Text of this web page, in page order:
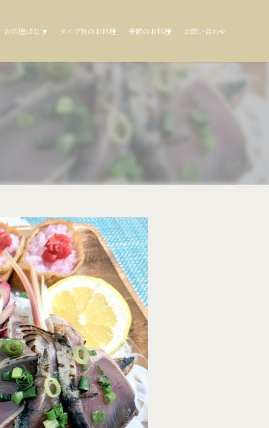
お料理ばなし タイプ別のお料理 季節のお料理 お問い合わせ